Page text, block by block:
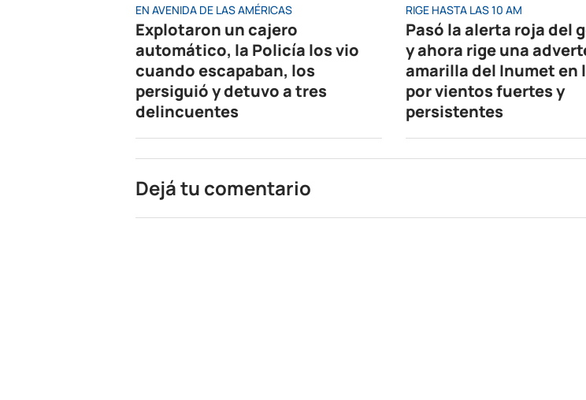
EN AVENIDA DE LAS AMÉRICAS
Explotaron un cajero
automático, la Policía los vio
cuando escapaban, los
persiguió y detuvo a tres
delincuentes
RIGE HASTA LAS 10 AM
Pasó la alerta roja del
y ahora rige una
amarilla del Inumet en
por vientos fuertes y
persistentes
Dejá tu comentario